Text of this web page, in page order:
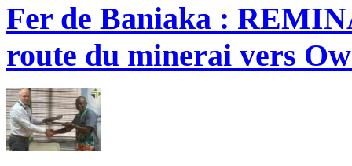
Fer de Baniaka :
route du minerai vers